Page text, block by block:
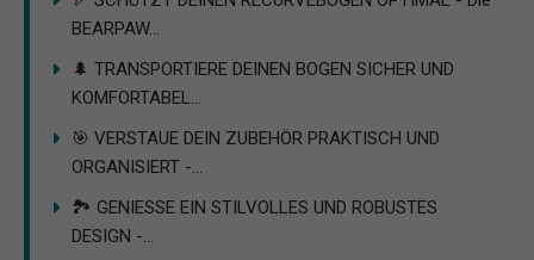
BEARPAW...
🌲 TRANSPORTIERE DEINEN BOGEN SICHER UND
KOMFORTABEL...
🎯 VERSTAUE DEIN ZUBEHÖR PRAKTISCH UND
ORGANISIERT -...
🏞️ GENIESSE EIN STILVOLLES UND ROBUSTES
DESIGN -...